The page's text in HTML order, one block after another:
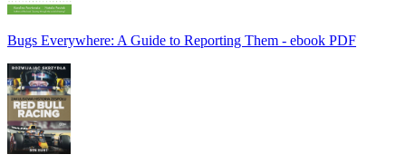
Bugs Everywhere: A Guide to Reporting Them - ebook PDF